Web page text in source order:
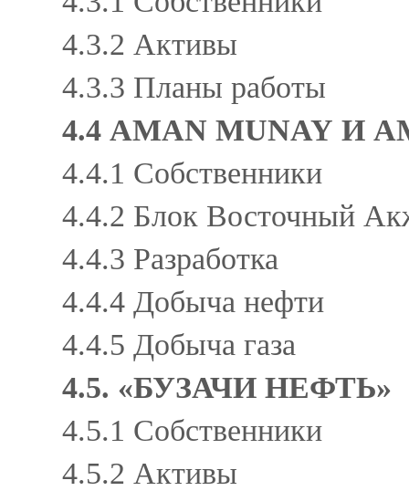
4.3.2 Активы
4.3.3 Планы работы
4.4 AMAN MUNAY И
4.4.1 Собственники
4.4.2 Блок Восточный
4.4.3 Разработка
4.4.4 Добыча нефти
4.4.5 Добыча газа
4.5. «БУЗАЧИ НЕФТЬ»
4.5.1 Собственники
4.5.2 Активы